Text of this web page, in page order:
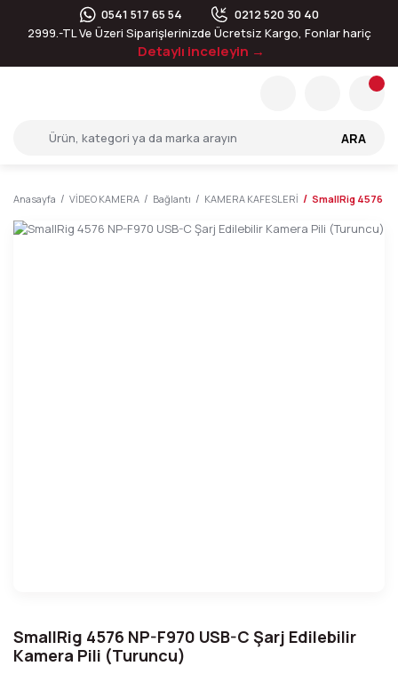
0541 517 65 54
0212 520 30 40
2999.-TL Ve Üzeri Siparişlerinizde Ücretsiz Kargo, Fonlar hariç
Detaylı inceleyin →
ARA
Anasayfa VİDEO KAMERA Bağlantı KAMERA KAFESLERİ SmallRig 4576
SmallRig 4576 NP-F970 USB-C Şarj Edilebilir
Kamera Pili (Turuncu)